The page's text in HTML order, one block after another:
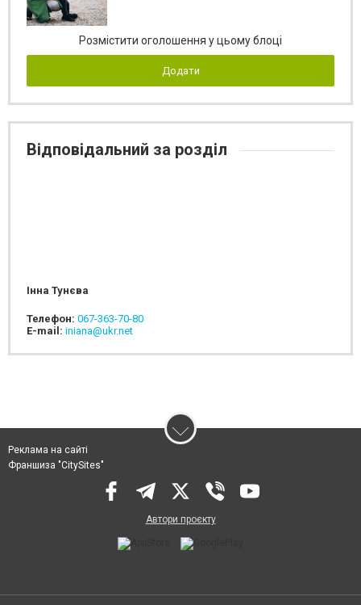
Розмістити оголошення у цьому блоці
Додати
Відповідальний за розділ
Інна Тунєва
Телефон: 067-363-70-80
E-mail: iniana@ukr.net
Реклама на сайті
Франшиза "CitySites"
Автори проєкту